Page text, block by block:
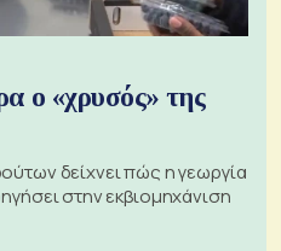
ο «χρυσός» της
δείχνει πώς η γεωργία
στην εκβιομηχάνιση